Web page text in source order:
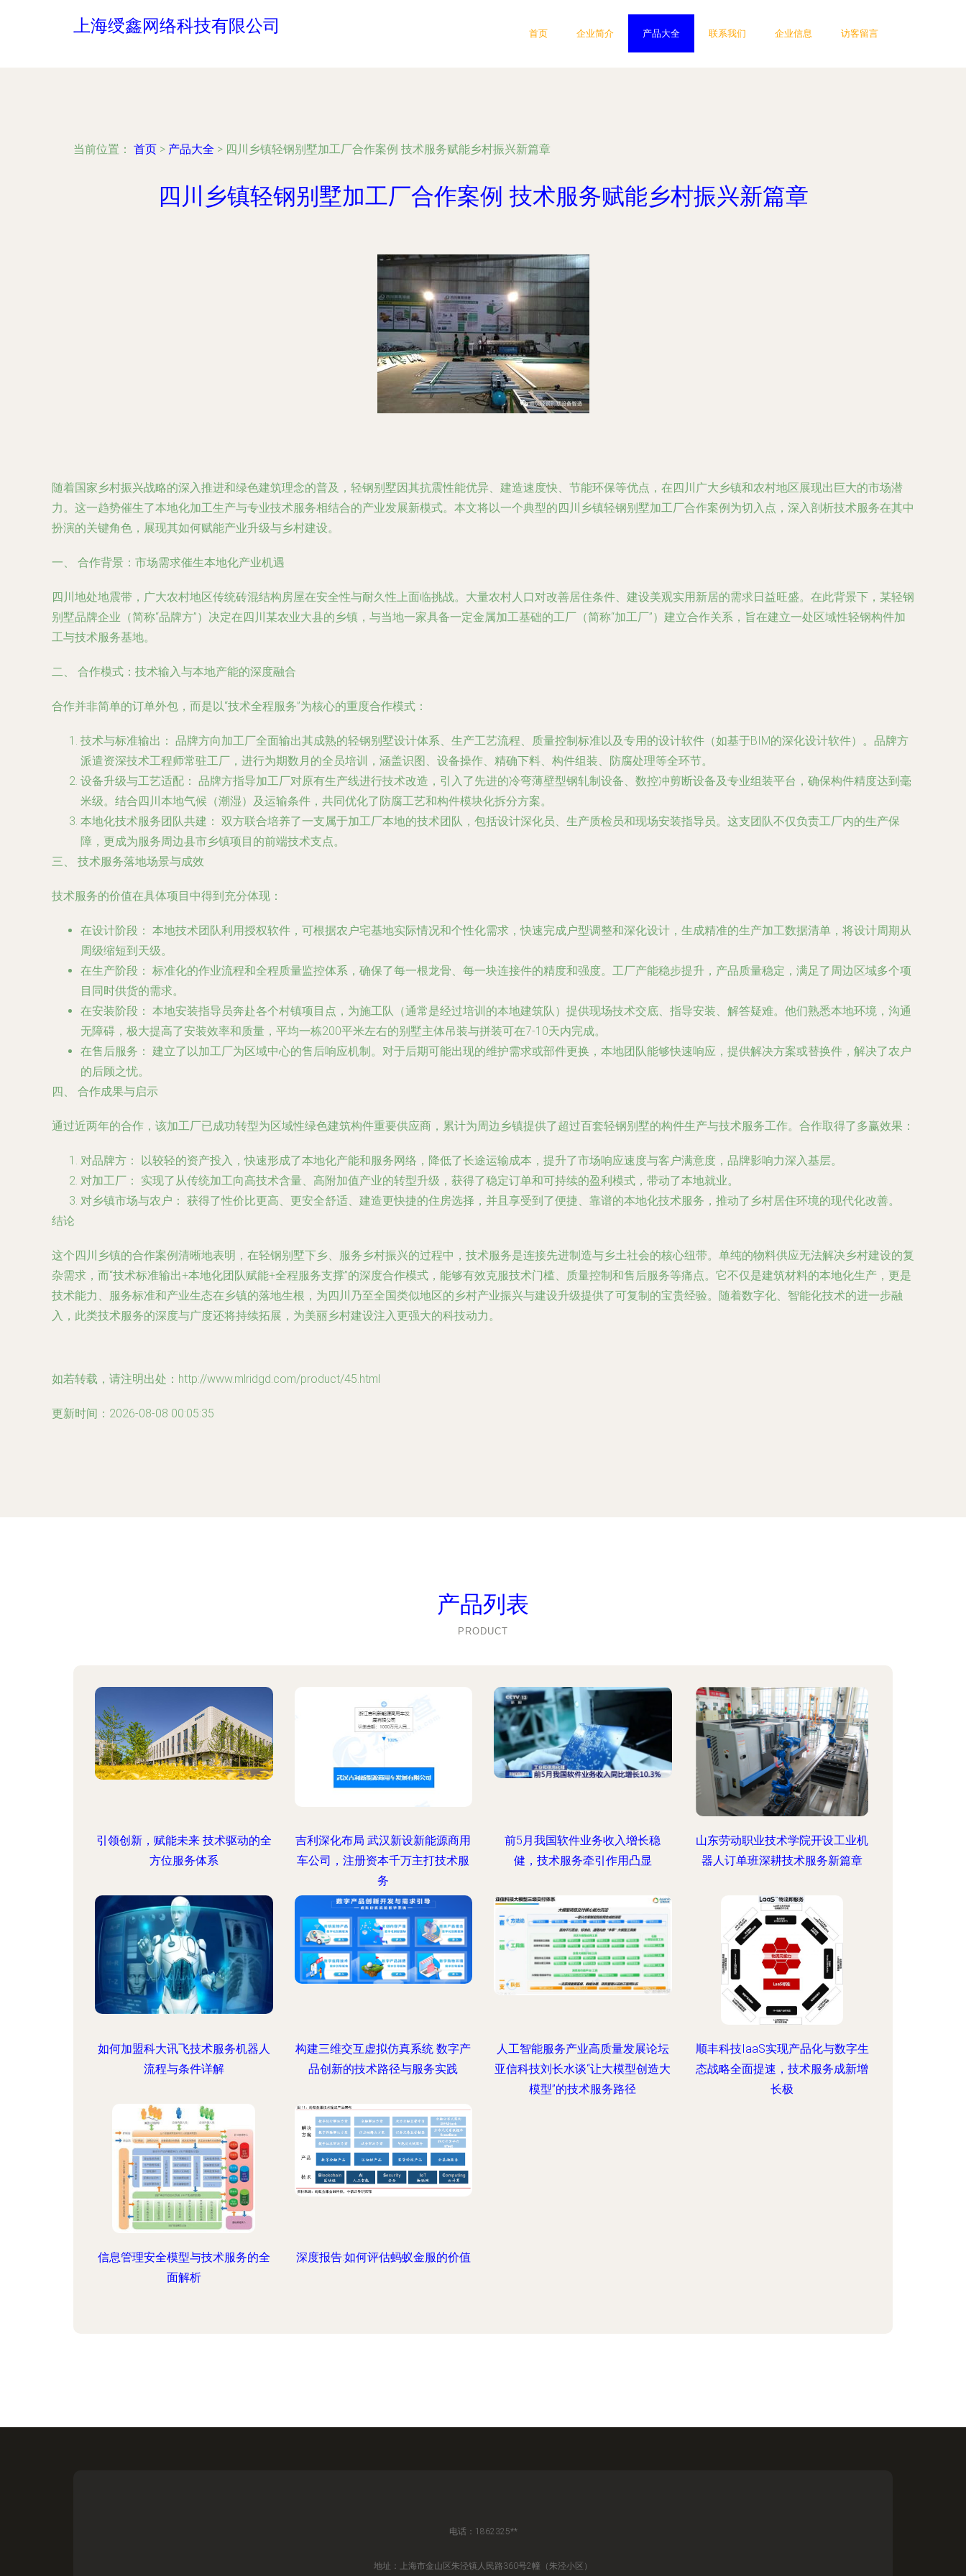
上海绶鑫网络科技有限公司 首页 企业简介 产品大全 联系我们 企业信息 访客留言
当前位置： 首页 > 产品大全 > 四川乡镇轻钢别墅加工厂合作案例 技术服务赋能乡村振兴新篇章
四川乡镇轻钢别墅加工厂合作案例 技术服务赋能乡村振兴新篇章
随着国家乡村振兴战略的深入推进和绿色建筑理念的普及，轻钢别墅因其抗震性能优异、建造速度快、节能环保等优点，在四川广大乡镇和农村地区展现出巨大的市场潜
力。这一趋势催生了本地化加工生产与专业技术服务相结合的产业发展新模式。本文将以一个典型的四川乡镇轻钢别墅加工厂合作案例为切入点，深入剖析技术服务在其中
扮演的关键角色，展现其如何赋能产业升级与乡村建设。
一、 合作背景：市场需求催生本地化产业机遇
四川地处地震带，广大农村地区传统砖混结构房屋在安全性与耐久性上面临挑战。大量农村人口对改善居住条件、建设美观实用新居的需求日益旺盛。在此背景下，某轻钢
别墅品牌企业（简称“品牌方”）决定在四川某农业大县的乡镇，与当地一家具备一定金属加工基础的工厂（简称“加工厂”）建立合作关系，旨在建立一处区域性轻钢构件加
工与技术服务基地。
二、 合作模式：技术输入与本地产能的深度融合
合作并非简单的订单外包，而是以“技术全程服务”为核心的重度合作模式：
技术与标准输出： 品牌方向加工厂全面输出其成熟的轻钢别墅设计体系、生产工艺流程、质量控制标准以及专用的设计软件（如基于BIM的深化设计软件）。品牌方
派遣资深技术工程师常驻工厂，进行为期数月的全员培训，涵盖识图、设备操作、精确下料、构件组装、防腐处理等全环节。
设备升级与工艺适配： 品牌方指导加工厂对原有生产线进行技术改造，引入了先进的冷弯薄壁型钢轧制设备、数控冲剪断设备及专业组装平台，确保构件精度达到毫
米级。结合四川本地气候（潮湿）及运输条件，共同优化了防腐工艺和构件模块化拆分方案。
本地化技术服务团队共建： 双方联合培养了一支属于加工厂本地的技术团队，包括设计深化员、生产质检员和现场安装指导员。这支团队不仅负责工厂内的生产保
障，更成为服务周边县市乡镇项目的前端技术支点。
三、 技术服务落地场景与成效
技术服务的价值在具体项目中得到充分体现：
在设计阶段： 本地技术团队利用授权软件，可根据农户宅基地实际情况和个性化需求，快速完成户型调整和深化设计，生成精准的生产加工数据清单，将设计周期从
周级缩短到天级。
在生产阶段： 标准化的作业流程和全程质量监控体系，确保了每一根龙骨、每一块连接件的精度和强度。工厂产能稳步提升，产品质量稳定，满足了周边区域多个项
目同时供货的需求。
在安装阶段： 本地安装指导员奔赴各个村镇项目点，为施工队（通常是经过培训的本地建筑队）提供现场技术交底、指导安装、解答疑难。他们熟悉本地环境，沟通
无障碍，极大提高了安装效率和质量，平均一栋200平米左右的别墅主体吊装与拼装可在7-10天内完成。
在售后服务： 建立了以加工厂为区域中心的售后响应机制。对于后期可能出现的维护需求或部件更换，本地团队能够快速响应，提供解决方案或替换件，解决了农户
的后顾之忧。
四、 合作成果与启示
通过近两年的合作，该加工厂已成功转型为区域性绿色建筑构件重要供应商，累计为周边乡镇提供了超过百套轻钢别墅的构件生产与技术服务工作。合作取得了多赢效果：
对品牌方：
以较轻的资产投入，快速形成了本地化产能和服务网络，降低了长途运输成本，提升了市场响应速度与客户满意度，品牌影响力深入基层。
对加工厂：
实现了从传统加工向高技术含量、高附加值产业的转型升级，获得了稳定订单和可持续的盈利模式，带动了本地就业。
对乡镇市场与农户： 获得了性价比更高、更安全舒适、建造更快捷的住房选择，并且享受到了便捷、靠谱的本地化技术服务，推动了乡村居住环境的现代化改善。
结论
这个四川乡镇的合作案例清晰地表明，在轻钢别墅下乡、服务乡村振兴的过程中， 技术服务是连接先进制造与乡土社会的核心纽带。单纯的物料供应无法解决乡村建设的复
杂需求，而“技术标准输出+本地化团队赋能+全程服务支撑”的深度合作模式，能够有效克服技术门槛、质量控制和售后服务等痛点。它不仅是建筑材料的本地化生产，更是
技术能力、服务标准和产业生态在乡镇的落地生根，为四川乃至全国类似地区的乡村产业振兴与建设升级提供了可复制的宝贵经验。随着数字化、智能化技术的进一步融
入，此类技术服务的深度与广度还将持续拓展，为美丽乡村建设注入更强大的科技动力。
如若转载，请注明出处：http://www.mlridgd.com/product/45.html
更新时间：2026-08-08 00:05:35
产品列表
PRODUCT
引领创新，赋能未来 技术驱动的全
方位服务体系
吉利深化布局 武汉新设新能源商用
车公司，注册资本千万主打技术服
务
前5月我国软件业务收入增长稳
健，技术服务牵引作用凸显
山东劳动职业技术学院开设工业机
器人订单班深耕技术服务新篇章
如何加盟科大讯飞技术服务机器人
流程与条件详解
构建三维交互虚拟仿真系统 数字产
品创新的技术路径与服务实践
人工智能服务产业高质量发展论坛
亚信科技刘长水谈“让大模型创造大
模型”的技术服务路径
顺丰科技IaaS实现产品化与数字生
态战略全面提速，技术服务成新增
长极
信息管理安全模型与技术服务的全
面解析
深度报告:如何评估蚂蚁金服的价值
电话：1862325**
地址：上海市金山区朱泾镇人民路360号2幢（朱泾小区）